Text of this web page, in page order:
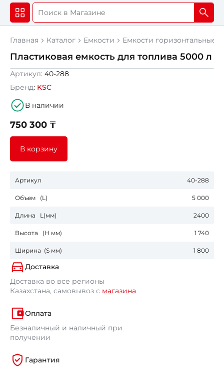
Главная Каталог Емкости Емкости горизонтальные
Пластиковая емкость для топлива 5000 л
Артикул: 40-288
Бренд: KSC
В наличии
750 300 ₸
В корзину
Артикул 40-288
Объем (L) 5 000
Длина L(мм) 2400
Высота (Н мм) 1 740
Ширина (S мм) 1 800
Доставка
Доставка во все регионы
Казахстана, самовывоз с магазина
Оплата
Безналичный и наличный при
получении
Гарантия